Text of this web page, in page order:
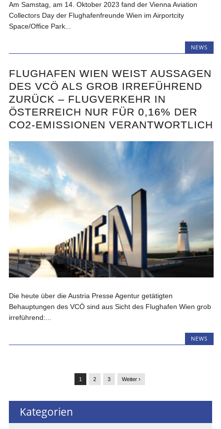
Am Samstag, am 14. Oktober 2023 fand der Vienna Aviation
Collectors Day der Flughafenfreunde Wien im Airportcity
Space/Office Park...
NEWS
FLUGHAFEN WIEN WEIST AUSSAGEN
DES VCÖ ALS GROB IRREFÜHREND
ZURÜCK – FLUGVERKEHR IN
ÖSTERREICH NUR FÜR 0,16% DER
CO2-EMISSIONEN VERANTWORTLICH
Die heute über die Austria Presse Agentur getätigten
Behauptungen des VCÖ sind aus Sicht des Flughafen Wien grob
irreführend:...
NEWS
1 2 3 Weiter ›
Kategorien